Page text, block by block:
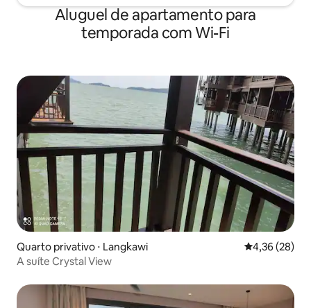
Aluguel de apartamento para
temporada com Wi-Fi
Quarto privativo ⋅ Langkawi 4,36 de uma
4,36 (28)
A suíte Crystal View